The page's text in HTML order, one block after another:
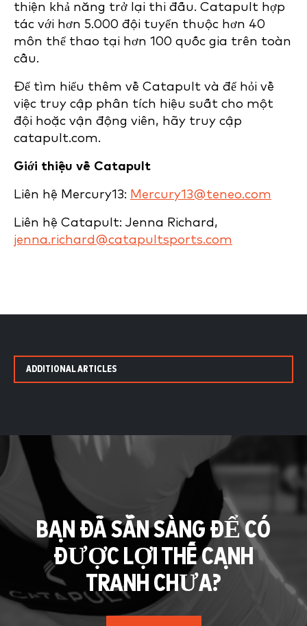
thiện khả năng trở lại thi đấu. Catapult hợp
tác với hơn 5.000 đội tuyển thuộc hơn 40
môn thể thao tại hơn 100 quốc gia trên toàn
cầu.
Để tìm hiểu thêm về Catapult và để hỏi về
việc truy cập phân tích hiệu suất cho một
đội hoặc vận động viên, hãy truy cập
catapult.com.
Giới thiệu về Catapult
Liên hệ Mercury13: Mercury13@teneo.com
Liên hệ Catapult: Jenna Richard,
jenna.richard@catapultsports.com
ADDITIONAL ARTICLES
BẠN ĐÃ SẴN SÀNG ĐỂ CÓ
ĐƯỢC LỢI THẾ CẠNH
TRANH CHƯA?